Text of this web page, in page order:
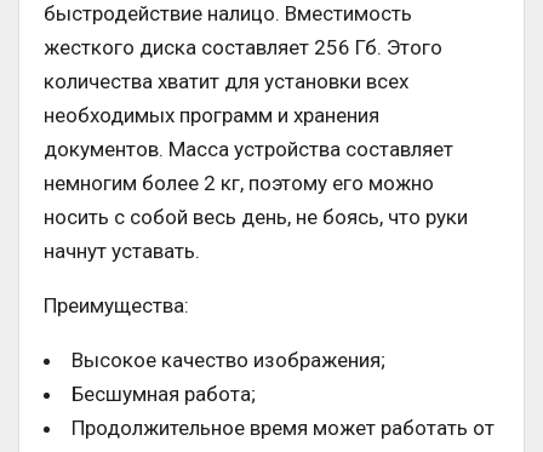
быстродействие налицо. Вместимость
жесткого диска составляет 256 Гб. Этого
количества хватит для установки всех
необходимых программ и хранения
документов. Масса устройства составляет
немногим более 2 кг, поэтому его можно
носить с собой весь день, не боясь, что руки
начнут уставать.
Преимущества:
Высокое качество изображения;
Бесшумная работа;
Продолжительное время может работать от